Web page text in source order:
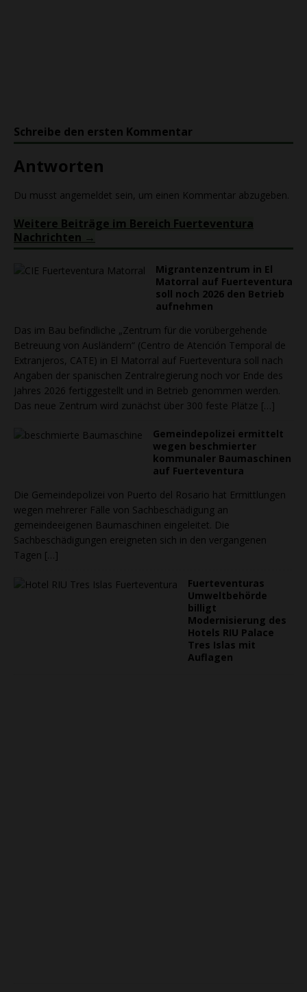
Schreibe den ersten Kommentar
Antworten
Du musst angemeldet sein, um einen Kommentar abzugeben.
Weitere Beiträge im Bereich Fuerteventura
Nachrichten
Migrantenzentrum in El
Matorral auf Fuerteventura
soll noch 2026 den Betrieb
aufnehmen
Das im Bau befindliche „Zentrum für die vorübergehende
Betreuung von Ausländern“ (Centro de Atención Temporal de
Extranjeros, CATE) in El Matorral auf Fuerteventura soll nach
Angaben der spanischen Zentralregierung noch vor Ende des
Jahres 2026 fertiggestellt und in Betrieb genommen werden.
Das neue Zentrum wird zunächst über 300 feste Plätze […]
Gemeindepolizei ermittelt
wegen beschmierter
kommunaler Baumaschinen
auf Fuerteventura
Die Gemeindepolizei von Puerto del Rosario hat Ermittlungen
wegen mehrerer Fälle von Sachbeschädigung an
gemeindeeigenen Baumaschinen eingeleitet. Die
Sachbeschädigungen ereigneten sich in den vergangenen
Tagen […]
Fuerteventuras
Umweltbehörde
billigt
Modernisierung des
Hotels RIU Palace
Tres Islas mit
Auflagen